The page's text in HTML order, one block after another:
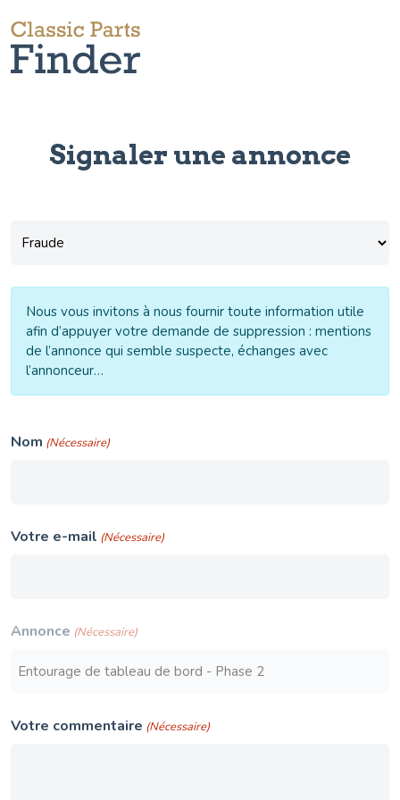
Signaler une annonce
Nous vous invitons à nous fournir toute information utile
afin d’appuyer votre demande de suppression : mentions
de l’annonce qui semble suspecte, échanges avec
l’annonceur…
Nom (Nécessaire)
Votre e-mail (Nécessaire)
Annonce (Nécessaire)
Votre commentaire (Nécessaire)